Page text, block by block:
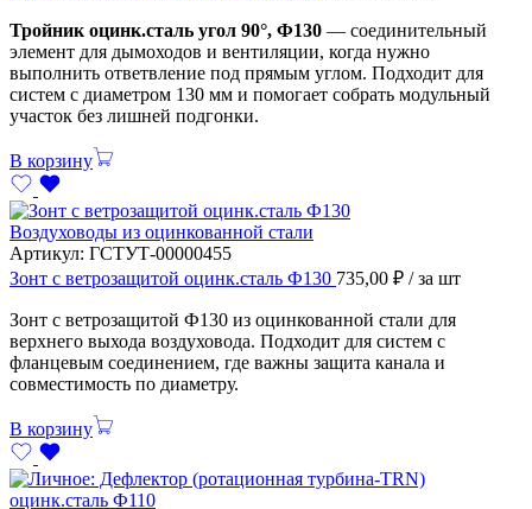
Тройник оцинк.сталь угол 90°, Ф130 — соединительный
элемент для дымоходов и вентиляции, когда нужно
выполнить ответвление под прямым углом. Подходит для
систем с диаметром 130 мм и помогает собрать модульный
участок без лишней подгонки.
В корзину
Воздуховоды из оцинкованной стали
Артикул: ГСТУТ-00000455
Зонт с ветрозащитой оцинк.сталь Ф130 735,00 ₽ / за шт
Зонт с ветрозащитой Ф130 из оцинкованной стали для
верхнего выхода воздуховода. Подходит для систем с
фланцевым соединением, где важны защита канала и
совместимость по диаметру.
В корзину